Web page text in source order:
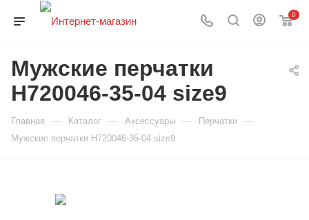
0
Мужские перчатки
H720046-35-04 size9
Главная — Каталог — Аксессуары — Перчатки —
Мужские перчатки H720046-35-04 size9